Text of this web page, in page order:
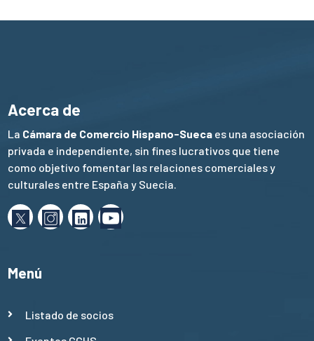
Acerca de
La Cámara de Comercio Hispano-Sueca es una asociación
privada e independiente, sin fines lucrativos que tiene
como objetivo fomentar las relaciones comerciales y
culturales entre España y Suecia.
Menú
Listado de socios